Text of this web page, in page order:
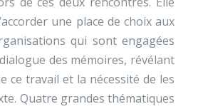
une place de choix aux
qui sont engagées
des mémoires, révélant
ce travail et la nécessité de les
Quatre grandes thématiques